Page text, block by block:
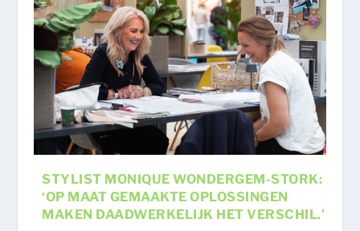
STYLIST MONIQUE WONDERGEM-STORK:
‘OP MAAT GEMAAKTE OPLOSSINGEN
MAKEN DAADWERKELIJK HET VERSCHIL.’